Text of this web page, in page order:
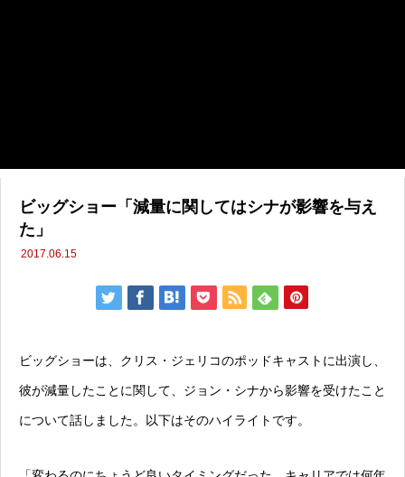
ビッグショー「減量に関してはシナが影響を与え
た」
2017.06.15
ビッグショーは、クリス・ジェリコのポッドキャストに出演し、
彼が減量したことに関して、ジョン・シナから影響を受けたこと
について話しました。以下はそのハイライトです。